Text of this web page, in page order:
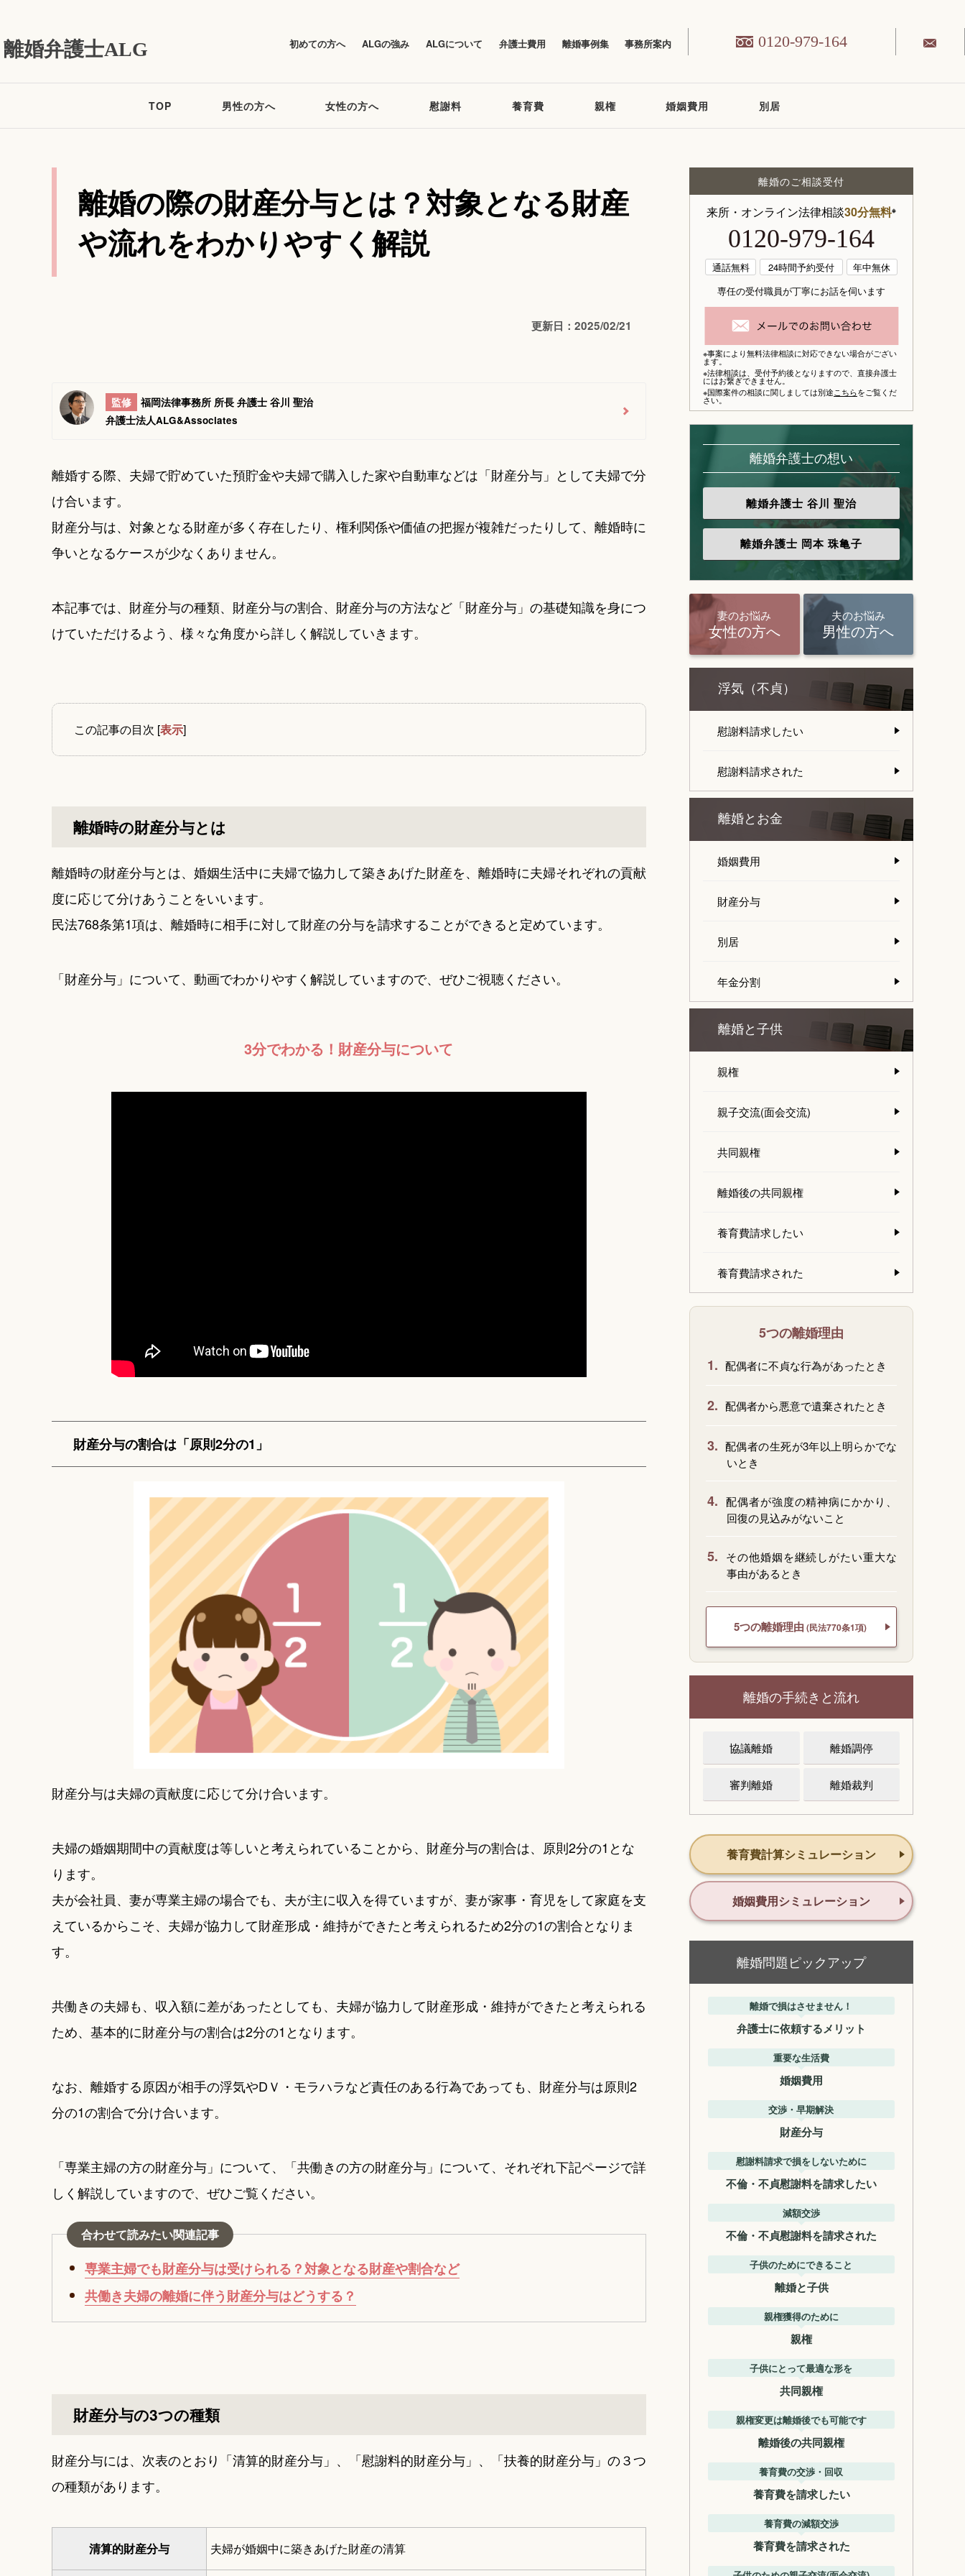
離婚弁護士ALG 初めての方へ ALGの強み ALGについて 弁護士費用 離婚事例集 事務所案内 0120-979-164
TOP 男性の方へ 女性の方へ 慰謝料 養育費 親権 婚姻費用 別居
離婚の際の財産分与とは？対象となる財産
や流れをわかりやすく解説
更新日：2025/02/21
監修
福岡法律事務所 所長 弁護士 谷川 聖治
弁護士法人ALG&Associates
離婚する際、夫婦で貯めていた預貯金や夫婦で購入した家や自動車などは「財産分与」として夫婦で分
け合います。
財産分与は、対象となる財産が多く存在したり、権利関係や価値の把握が複雑だったりして、離婚時に
争いとなるケースが少なくありません。
本記事では、財産分与の種類、財産分与の割合、財産分与の方法など「財産分与」の基礎知識を身につ
けていただけるよう、様々な角度から詳しく解説していきます。
この記事の目次 [表示]
離婚時の財産分与とは
離婚時の財産分与とは、婚姻生活中に夫婦で協力して築きあげた財産を、離婚時に夫婦それぞれの貢献
度に応じて分けあうことをいいます。
民法768条第1項は、離婚時に相手に対して財産の分与を請求することができると定めています。
「財産分与」について、動画でわかりやすく解説していますので、ぜひご視聴ください。
3分でわかる！財産分与について
財産分与の割合は「原則2分の1」
財産分与は夫婦の貢献度に応じて分け合います。
夫婦の婚姻期間中の貢献度は等しいと考えられていることから、財産分与の割合は、原則2分の1とな
ります。
夫が会社員、妻が専業主婦の場合でも、夫が主に収入を得ていますが、妻が家事・育児をして家庭を支
えているからこそ、夫婦が協力して財産形成・維持ができたと考えられるため2分の1の割合となりま
す。
共働きの夫婦も、収入額に差があったとしても、夫婦が協力して財産形成・維持ができたと考えられる
ため、基本的に財産分与の割合は2分の1となります。
なお、離婚する原因が相手の浮気やDＶ・モラハラなど責任のある行為であっても、財産分与は原則2
分の1の割合で分け合います。
「専業主婦の方の財産分与」について、「共働きの方の財産分与」について、それぞれ下記ページで詳
しく解説していますので、ぜひご覧ください。
合わせて読みたい関連記事
専業主婦でも財産分与は受けられる？対象となる財産や割合など
共働き夫婦の離婚に伴う財産分与はどうする？
財産分与の3つの種類
財産分与には、次表のとおり「清算的財産分与」、「慰謝料的財産分与」、「扶養的財産分与」の３つ
の種類があります。
清算的財産分与 夫婦が婚姻中に築きあげた財産の清算
離婚のご相談受付
来所・オンライン法律相談30分無料※
0120-979-164
通話無料 24時間予約受付
年中無休
専任の受付職員が丁寧にお話を伺います
※事案により無料法律相談に対応できない場合がござい
ます。
※法律相談は、 受付予約後となりますので、 直接弁護士
にはお繋ぎできません。
※国際案件の相談に関しましては別途こちらをご覧くだ
さい。
離婚弁護士の想い
離婚弁護士 谷川 聖治
離婚弁護士 岡本 珠亀子
妻のお悩み
女性の方へ
夫のお悩み
男性の方へ
浮気（不貞）
慰謝料請求したい
慰謝料請求された
離婚とお金
婚姻費用
財産分与
別居
年金分割
離婚と子供
親権
親子交流(面会交流)
共同親権
離婚後の共同親権
養育費請求したい
養育費請求された
5つの離婚理由
1. 配偶者に不貞な行為があったとき
2. 配偶者から悪意で遺棄されたとき
3. 配偶者の生死が3年以上明らかでな
いとき
4. 配偶者が強度の精神病にかかり、
回復の見込みがないこと
5.
その他婚姻を継続しがたい重大な
事由があるとき
5つの離婚理由 (民法770条1項)
離婚の手続きと流れ
協議離婚 離婚調停
審判離婚 離婚裁判
養育費計算シミュレーション
婚姻費用シミュレーション
離婚問題ピックアップ
離婚で損はさせません！
弁護士に依頼するメリット
重要な生活費
婚姻費用
交渉・早期解決
財産分与
慰謝料請求で損をしないために
不倫・不貞慰謝料を請求したい
減額交渉
不倫・不貞慰謝料を請求された
子供のためにできること
離婚と子供
親権獲得のために
親権
子供にとって最適な形を
共同親権
親権変更は離婚後でも可能です
離婚後の共同親権
養育費の交渉・回収
養育費を請求したい
養育費の減額交渉
養育費を請求された